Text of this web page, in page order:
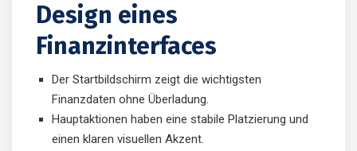
Design eines
Finanzinterfaces
Der Startbildschirm zeigt die wichtigsten
Finanzdaten ohne Überladung.
Hauptaktionen haben eine stabile Platzierung und
einen klaren visuellen Akzent.